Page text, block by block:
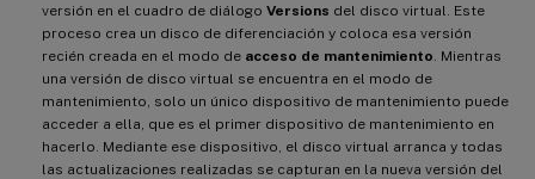
versión en el cuadro de diálogo Versions del disco virtual. Este
proceso crea un disco de diferenciación y coloca esa versión
recién creada en el modo de acceso de mantenimiento . Mientras
una versión de disco virtual se encuentra en el modo de
mantenimiento, solo un único dispositivo de mantenimiento puede
acceder a ella, que es el primer dispositivo de mantenimiento en
hacerlo. Mediante ese dispositivo, el disco virtual arranca y todas
las actualizaciones realizadas se capturan en la nueva versión del